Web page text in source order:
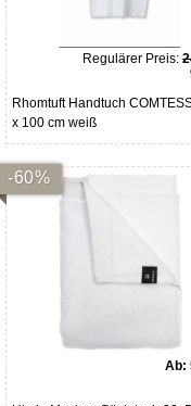
Regulärer Preis:
Rhomtuft Handtuch
x 100 cm weiß
-60%
Ab: